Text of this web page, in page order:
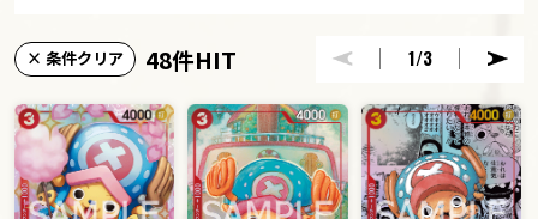
× 条件クリア 48件HIT 1/3